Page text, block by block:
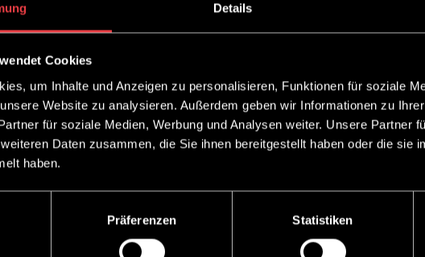
Details
Cookies
um Inhalte und Anzeigen zu personalisieren, Funktionen für soziale
Website zu analysieren. Außerdem geben wir Informationen zu
für soziale Medien, Werbung und Analysen weiter. Unsere Partner
Daten zusammen, die Sie ihnen bereitgestellt haben oder die sie
haben.
Präferenzen Statistiken
BEI TOM|CO. LERNEN
Du das Friseurhandwerk vom ersten Tag an. Mit unserem Career